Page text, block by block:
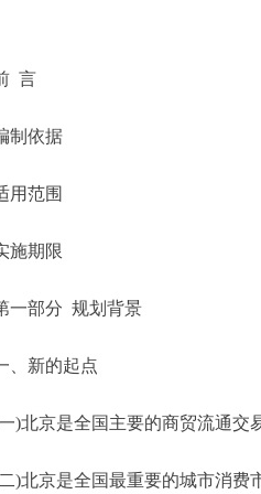
言
依据
范围
期限
部分 规划背景
新的起点
京是全国主要的商贸流通交
京是全国最重要的城市消费